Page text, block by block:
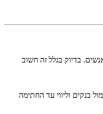
בדיוק בגלל זה חשוב
בנקים וליווי עד החתימה